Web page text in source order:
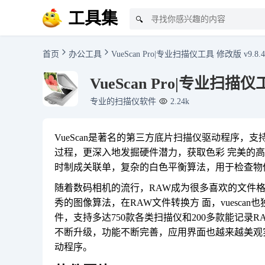
工具集 🔍
首页 办公工具 VueScan Pro|专业扫描仪工具 修改版
VueScan Pro|专业扫描仪
专业的扫描仪软件 2.24k
VueScan是著名的第三方底片扫描仪驱动程序，
过程，更深入地发掘硬件潜力，获取色彩 完美的
时制成关联单，复杂的白色平衡算法，用于检查
随着数码相机的流行，RAW成为很多喜欢的文件
秀的图像算法，在RAW文件转换方 面，vuescan
件，支持多达750款各类扫描仪和200多款能记录
不断升级，功能不断完善，应用界面也越来越美
动程序。